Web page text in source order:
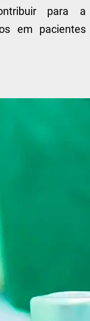
para a
em pacientes